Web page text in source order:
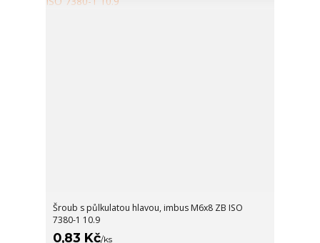
Šroub s půlkulatou hlavou, imbus M6x8 ZB ISO
7380-1 10.9
0,83 Kč/ks